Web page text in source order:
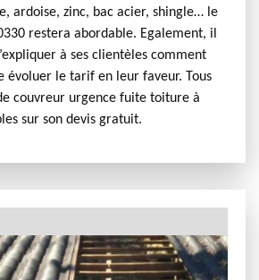
ardoise, zinc, bac acier, shingle… le
restera abordable. Egalement, il
à ses clientèles comment
évoluer le tarif en leur faveur. Tous
couvreur urgence fuite toiture à
sur son devis gratuit.